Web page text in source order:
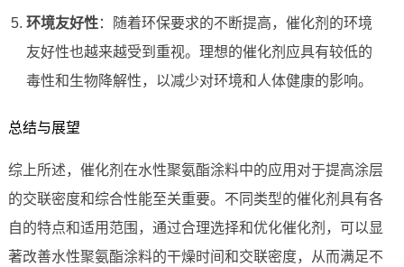
环境友好性：随着环保要求的不断提高，催化剂的环境
友好性也越来越受到重视。理想的催化剂应具有较低的
毒性和生物降解性，以减少对环境和人体健康的影响。
总结与展望
综上所述，催化剂在水性聚氨酯涂料中的应用对于提高涂层
的交联密度和综合性能至关重要。不同类型的催化剂具有各
自的特点和适用范围，通过合理选择和优化催化剂，可以显
著改善水性聚氨酯涂料的干燥时间和交联密度，从而满足不